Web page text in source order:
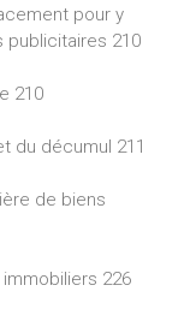
pour y
210
210
du décumul 211
de biens
226